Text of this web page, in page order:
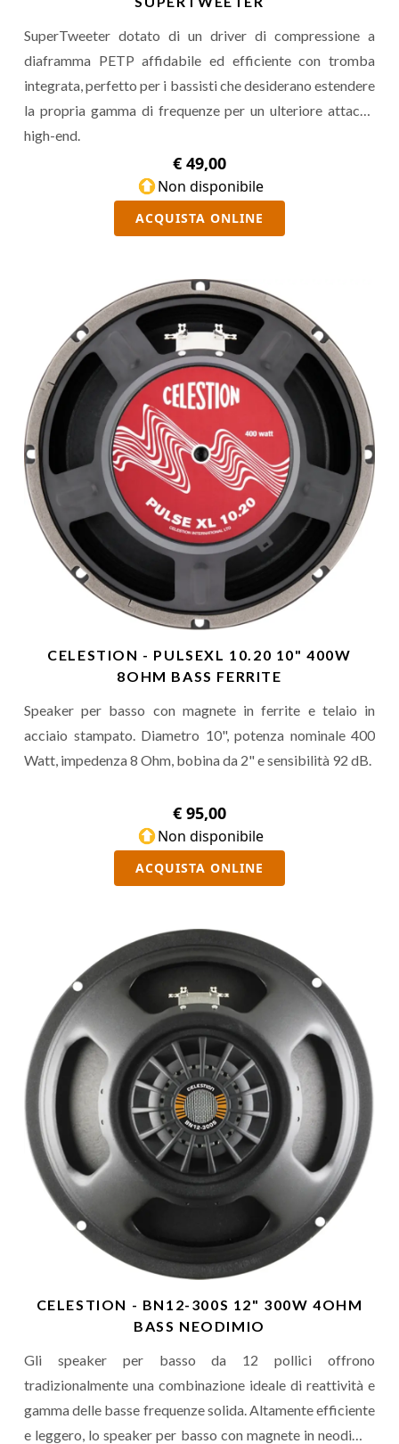
SuperTweeter dotato di un driver di compressione a
diaframma PETP affidabile ed efficiente con tromba
integrata, perfetto per i bassisti che desiderano estendere
la propria gamma di frequenze per un ulteriore attacco
high-end.
€ 49,00
Non disponibile
ACQUISTA ONLINE
CELESTION - PULSEXL 10.20 10" 400W
8OHM BASS FERRITE
Speaker per basso con magnete in ferrite e telaio in
acciaio stampato. Diametro 10", potenza nominale 400
Watt, impedenza 8 Ohm, bobina da 2" e sensibilità 92 dB.
€ 95,00
Non disponibile
ACQUISTA ONLINE
CELESTION - BN12-300S 12" 300W 4OHM
BASS NEODIMIO
Gli speaker per basso da 12 pollici offrono
tradizionalmente una combinazione ideale di reattività e
gamma delle basse frequenze solida. Altamente efficiente
e leggero, lo speaker per basso con magnete in neodimio